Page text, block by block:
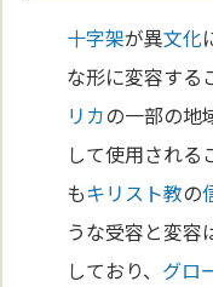
十字架が異文化
な形に変容する
リカの一部の地
して使用される
もキリスト教の
うな受容と変容
しており、 グロ